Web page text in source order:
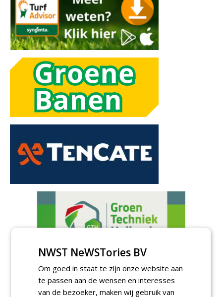
NWST NeWSTories BV
Om goed in staat te zijn onze website aan
te passen aan de wensen en interesses
van de bezoeker, maken wij gebruik van